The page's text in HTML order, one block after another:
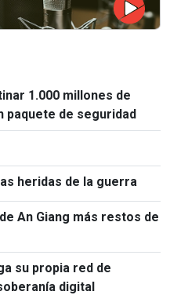
1.000 millones de
paquete de seguridad
heridas de la guerra
An Giang más restos de
su propia red de
digital